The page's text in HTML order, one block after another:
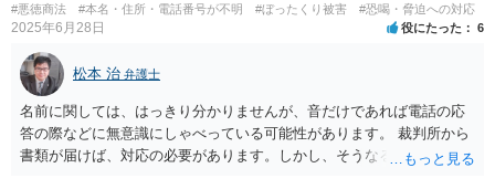
#悪徳商法 #本名・住所・電話番号が不明 #ぼったくり被害 #恐喝・脅迫への対応
2025年6月28日 役にたった 6
松本 治 弁護士
名前に関しては、はっきり分かりませんが、音だけであれば電話の応
答の際などに無意識にしゃべっている可能性があります。 裁判所から
書類が届けば、対応の必要があります。しかし、そうなる前は、匿名A